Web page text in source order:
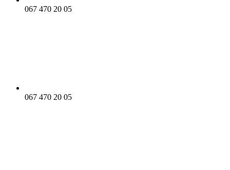
067 470 20 05
067 470 20 05